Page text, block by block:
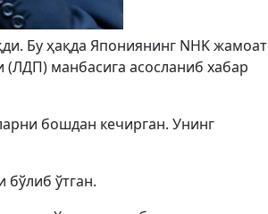
Бу ҳақда Япониянинг NHK жамоат
(ЛДП) манбасига асосланиб хабар
бошдан кечирган. Унинг
ўтган.